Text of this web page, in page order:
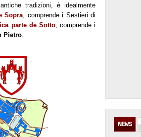
tradizioni, è idealmente
Sopra, comprende i Sestieri di
parte de Sotto, comprende i
Pietro.
NEWS